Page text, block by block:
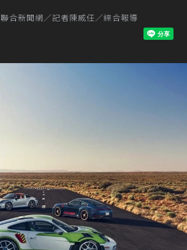
聯合新聞網／記者陳威任／綜合報導